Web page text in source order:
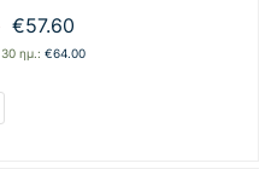
Original
price
€57.60Η
τρέχουσα
ημ.: €64.00